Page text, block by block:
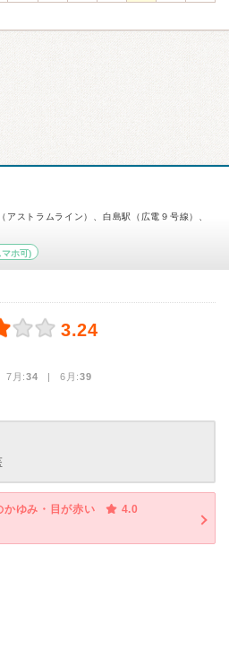
アストラムライン）、白島駅（広電９号線）、
ホ可)
3.24
7月:34 | 6月:39
かゆみ・目が赤い
4.0